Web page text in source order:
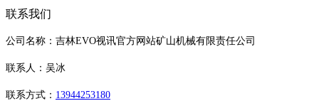
联系我们
公司名称：吉林EVO视讯官方网站矿山机械有限责任公司
联系人：吴冰
联系方式： 13944253180